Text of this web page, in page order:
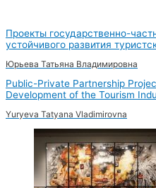
Проекты государственно-
устойчивого развития
Юрьева Татьяна Владимировна
Public-Private Partnership
Development of the Tourism
Yuryeva Tatyana Vladimirovna